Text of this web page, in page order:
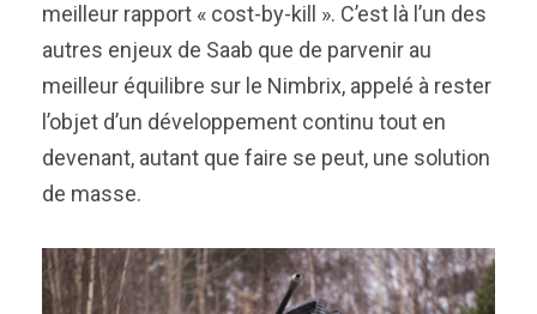
meilleur rapport « cost-by-kill ». C’est là l’un des
autres enjeux de Saab que de parvenir au
meilleur équilibre sur le Nimbrix, appelé à rester
l’objet d’un développement continu tout en
devenant, autant que faire se peut, une solution
de masse.